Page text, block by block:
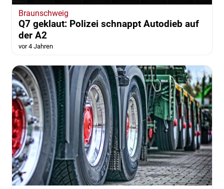
Braunschweig
Q7 geklaut: Polizei schnappt Autodieb auf
der A2
vor 4 Jahren